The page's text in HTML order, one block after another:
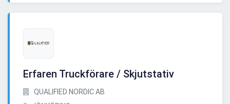
Erfaren Truckförare / Skjutstativ
QUALIFIED NORDIC AB